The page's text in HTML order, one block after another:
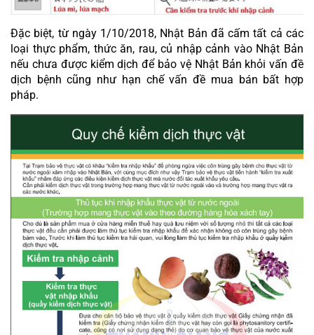
Đặc biệt, từ ngày 1/10/2018, Nhật Bản đã cấm tất cả các
loại thực phẩm, thức ăn, rau, củ nhập cảnh vào Nhật Bản
nếu chưa được kiểm dịch để bảo vệ Nhật Bản khỏi vấn đề
dịch bệnh cũng như hạn chế vấn đề mua bán bất hợp
pháp.